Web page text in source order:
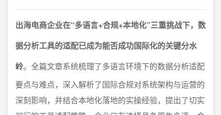
出海电商企业在“多语言+合规+本地化”三重挑战下，数
据分析工具的适配已成为能否成功国际化的关键分水
岭。全篇文章系统梳理了多语言环境下的数据分析适配
要点与难点，深入解析了国际合规对系统架构与运营的
深刻影响，并结合本地化落地的实操经验，提出了切实